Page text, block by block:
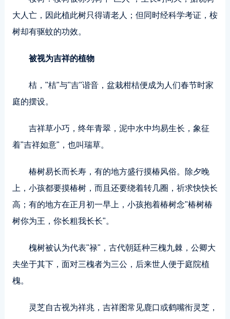
大人亡，因此植此树只得请老人；但同时经科学考证，桉
树却有驱蚊的功效。
被视为吉祥的植物
桔，"桔"与"吉"谐音，盆栽柑桔便成为人们春节时家
庭的摆设。
吉祥草小巧，终年青翠，泥中水中均易生长，象征
着"吉祥如意"，也叫瑞草。
椿树易长而长寿，有的地方盛行摸椿风俗。除夕晚
上，小孩都要摸椿树，而且还要绕着转几圈，祈求快快长
高；有的地方在正月初一早上，小孩抱着椿树念"椿树椿
树你为王，你长粗我长长"。
槐树被认为代表"禄"，古代朝廷种三槐九棘，公卿大
夫坐于其下，面对三槐者为三公，后来世人便于庭院植
槐。
灵芝自古视为祥兆，吉祥图常见鹿口或鹤嘴衔灵芝，